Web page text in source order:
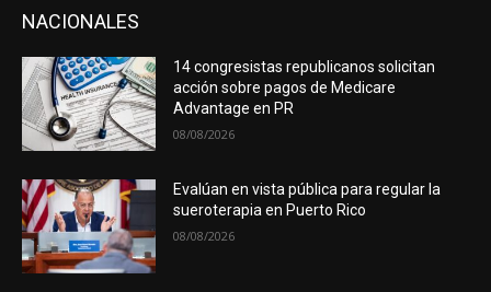
NACIONALES
14 congresistas republicanos solicitan
acción sobre pagos de Medicare
Advantage en PR
08/08/2026
Evalúan en vista pública para regular la
sueroterapia en Puerto Rico
08/08/2026